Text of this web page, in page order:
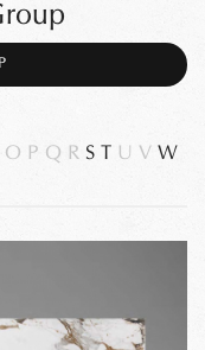
O P Q R S T U V W